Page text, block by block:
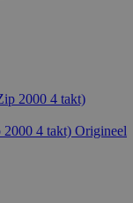
4 takt) Origineel